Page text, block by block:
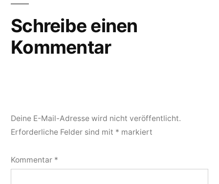
Schreibe einen
Kommentar
Deine E-Mail-Adresse wird nicht veröffentlicht.
Erforderliche Felder sind mit * markiert
Kommentar *